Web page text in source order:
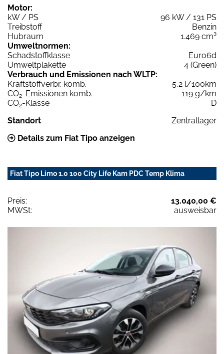
Motor:
kW / PS
96 kW / 131 PS
Treibstoff
Benzin
Hubraum
1.469 cm³
Umweltnormen:
Schadstoffklasse
Euro6d
Umweltplakette
4 (Green)
Verbrauch und Emissionen nach WLTP:
Kraftstoffverbr. komb.
5,2 l/100km
CO2-Emissionen komb.
119 g/km
CO2-Klasse
D
Standort
Zentrallager
Details zum Fiat Tipo anzeigen
Fiat Tipo Limo 1.0 100 City Life Kam PDC Temp Klima
Preis:
13.040,00 €
MWSt:
ausweisbar